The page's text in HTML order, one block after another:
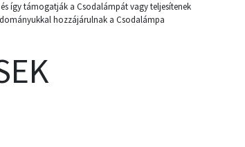
így támogatják a Csodalámpát vagy teljesítenek
hozzájárulnak a Csodalámpa